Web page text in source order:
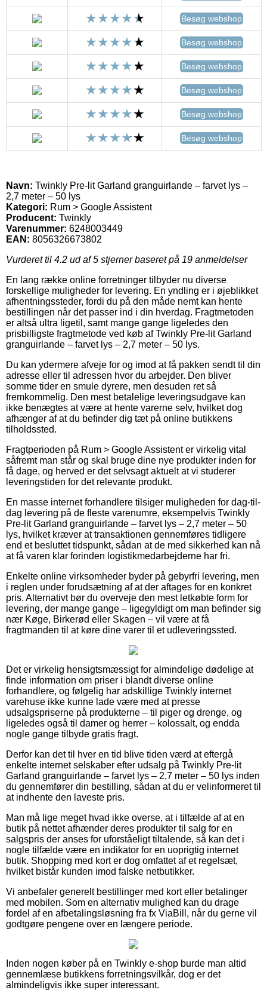
Besøg webshop
Besøg webshop
Besøg webshop
Besøg webshop
Besøg webshop
Besøg webshop
Navn: Twinkly Pre-lit Garland granguirlande – farvet lys –
2,7 meter – 50 lys
Kategori: Rum > Google Assistent
Producent: Twinkly
Varenummer: 6248003449
EAN: 8056326673802
Vurderet til 4.2 ud af 5 stjerner baseret på 19 anmeldelser
En lang række online forretninger tilbyder nu diverse
forskellige muligheder for levering. En yndling er i øjeblikket
afhentningssteder, fordi du på den måde nemt kan hente
bestillingen når det passer ind i din hverdag. Fragtmetoden
er altså ultra ligetil, samt mange gange ligeledes den
prisbilligste fragtmetode ved køb af Twinkly Pre-lit Garland
granguirlande – farvet lys – 2,7 meter – 50 lys.
Du kan ydermere afveje for og imod at få pakken sendt til din
adresse eller til adressen hvor du arbejder. Den bliver
somme tider en smule dyrere, men desuden ret så
fremkommelig. Den mest betalelige leveringsudgave kan
ikke benægtes at være at hente varerne selv, hvilket dog
afhænger af at du befinder dig tæt på online butikkens
tilholdssted.
Fragtperioden på Rum > Google Assistent er virkelig vital
såfremt man står og skal bruge dine nye produkter inden for
få dage, og herved er det selvsagt aktuelt at vi studerer
leveringstiden for det relevante produkt.
En masse internet forhandlere tilsiger muligheden for dag-til-
dag levering på de fleste varenumre, eksempelvis Twinkly
Pre-lit Garland granguirlande – farvet lys – 2,7 meter – 50
lys, hvilket kræver at transaktionen gennemføres tidligere
end et besluttet tidspunkt, sådan at de med sikkerhed kan nå
at få varen klar forinden logistikmedarbejderne har fri.
Enkelte online virksomheder byder på gebyrfri levering, men
i reglen under forudsætning af at der aftages for en konkret
pris. Alternativt bør du overveje den mest letkøbte form for
levering, der mange gange – ligegyldigt om man befinder sig
nær Køge, Birkerød eller Skagen – vil være at få
fragtmanden til at køre dine varer til et udleveringssted.
Det er virkelig hensigtsmæssigt for almindelige dødelige at
finde information om priser i blandt diverse online
forhandlere, og følgelig har adskillige Twinkly internet
varehuse ikke kunne lade være med at presse
udsalgspriserne på produkterne – til piger og drenge, og
ligeledes også til damer og herrer – kolossalt, og endda
nogle gange tilbyde gratis fragt.
Derfor kan det til hver en tid blive tiden værd at eftergå
enkelte internet selskaber efter udsalg på Twinkly Pre-lit
Garland granguirlande – farvet lys – 2,7 meter – 50 lys inden
du gennemfører din bestilling, sådan at du er velinformeret til
at indhente den laveste pris.
Man må lige meget hvad ikke overse, at i tilfælde af at en
butik på nettet afhænder deres produkter til salg for en
salgspris der anses for uforståeligt tiltalende, så kan det i
nogle tilfælde være en indikator for en uoprigtig internet
butik. Shopping med kort er dog omfattet af et regelsæt,
hvilket bistår kunden imod falske netbutikker.
Vi anbefaler generelt bestillinger med kort eller betalinger
med mobilen. Som en alternativ mulighed kan du drage
fordel af en afbetalingsløsning fra fx ViaBill, når du gerne vil
godtgøre pengene over en længere periode.
Inden nogen køber på en Twinkly e-shop burde man altid
gennemlæse butikkens forretningsvilkår, dog er det
almindeligvis ikke super interessant.